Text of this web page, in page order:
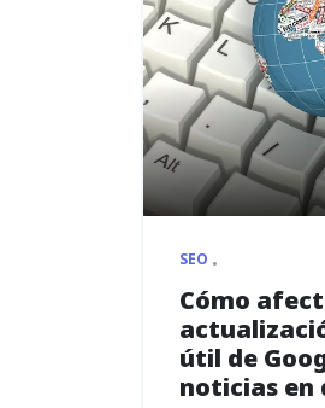
SEO
Cómo
útil de
noticias en